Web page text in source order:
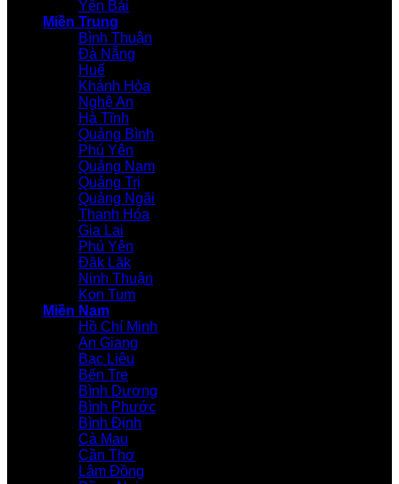
Yên Bái
Miền Trung
Bình Thuận
Đà Nẵng
Huế
Khánh Hòa
Nghệ An
Hà Tĩnh
Quảng Bình
Phú Yên
Quảng Nam
Quảng Trị
Quảng Ngãi
Thanh Hóa
Gia Lai
Phú Yên
Đăk Lăk
Ninh Thuận
Kon Tum
Miền Nam
Hồ Chí Minh
An Giang
Bạc Liêu
Bến Tre
Bình Dương
Bình Phước
Bình Định
Cà Mau
Cần Thơ
Lâm Đồng